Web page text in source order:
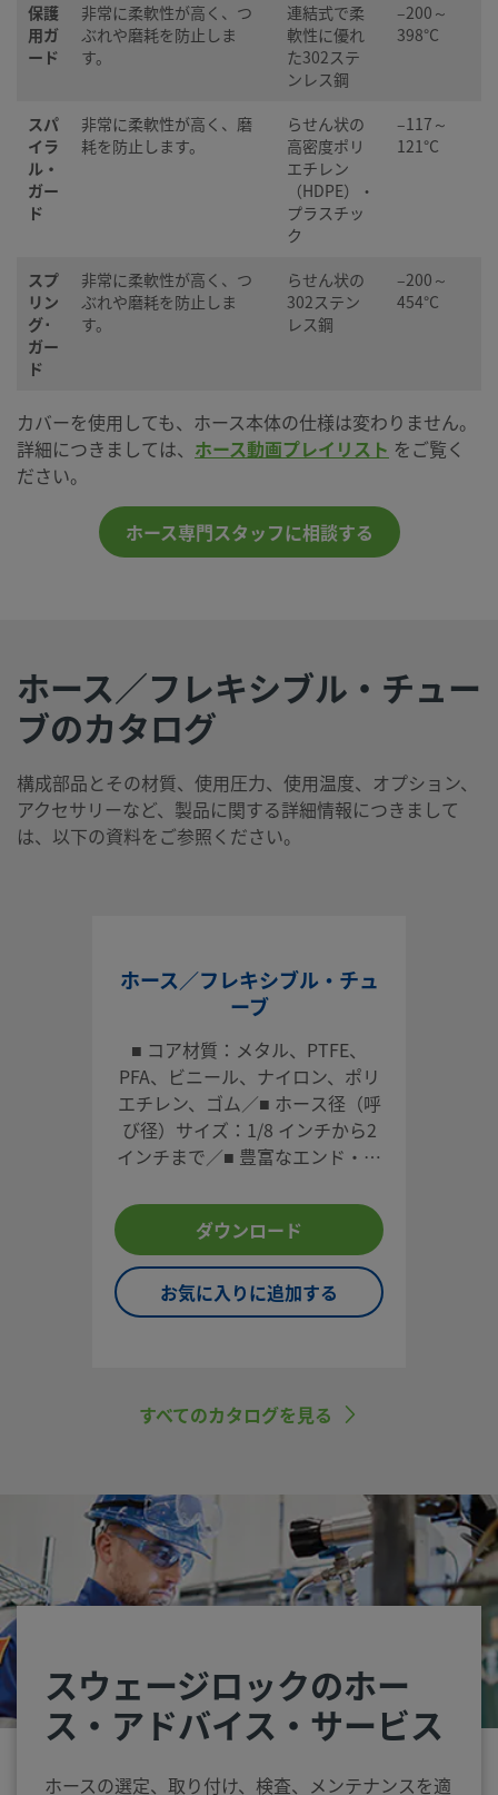
保護
用ガ
ード
非常に柔軟性が高く、つ
ぶれや磨耗を防止しま
す。
連結式で柔
軟性に優れ
た302ステ
ンレス鋼
–200～
398°C
スパ
イラ
ル・
ガー
ド
非常に柔軟性が高く、磨
耗を防止します。
らせん状の
高密度ポリ
エチレン
（HDPE）・
プラスチッ
ク
–117～
121°C
スプ
リン
グ･
ガー
ド
非常に柔軟性が高く、つ
ぶれや磨耗を防止しま
す。
らせん状の
302ステン
レス鋼
–200～
454°C
カバーを使用しても、ホース本体の仕様は変わりません。
詳細につきましては、 ホース動画プレイリスト をご覧く
ださい。
ホース専門スタッフに相談する
ホース／フレキシブル・チュー
ブのカタログ
構成部品とその材質、使用圧力、使用温度、オプション、
アクセサリーなど、製品に関する詳細情報につきまして
は、以下の資料をご参照ください。
ホース／フレキシブル・チュ
ーブ
■ コア材質：メタル、PTFE、
PFA、ビニール、ナイロン、ポリ
エチレン、ゴム／■ ホース径（呼
び径）サイズ：1/8 インチから2
インチまで／■ 豊富なエンド・コ
リ・サイズ）／■ 長さ：ユーザー
指定可能／■ オプション：カバ
ー、タグ、テストなど
ダウンロード
お気に入りに追加する
すべてのカタログを見る
スウェージロックのホー
ス・アドバイス・サービス
ホースの選定、取り付け、検査、メンテナンスを適